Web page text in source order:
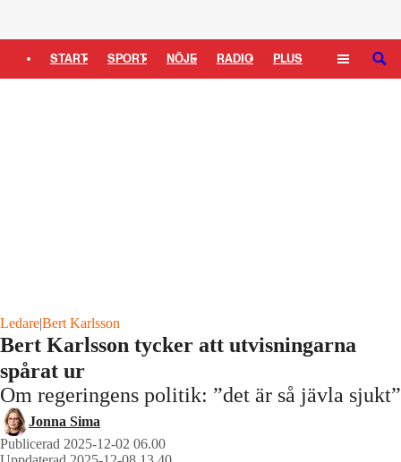
START SPORT NÖJE RADIO PLUS SÖK
Ledare|Bert Karlsson
Bert Karlsson tycker att utvisningarna
spårat ur
Om regeringens politik: ”det är så jävla sjukt”
Jonna Sima
Publicerad 2025-12-02 06.00